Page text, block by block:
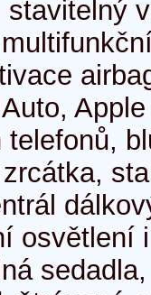
osvětlení